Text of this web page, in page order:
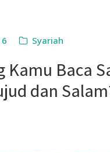
Syariah
Kamu Baca
dan